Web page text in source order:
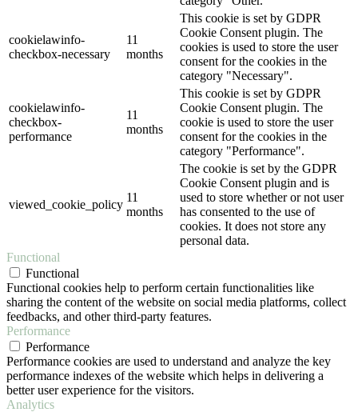
cookielawinfo-
checkbox-necessary
11
months
This cookie is set by GDPR
Cookie Consent plugin. The
cookies is used to store the user
consent for the cookies in the
category "Necessary".
cookielawinfo-
checkbox-
performance
11
months
This cookie is set by GDPR
Cookie Consent plugin. The
cookie is used to store the user
consent for the cookies in the
category "Performance".
viewed_cookie_policy
11
months
The cookie is set by the GDPR
Cookie Consent plugin and is
used to store whether or not user
has consented to the use of
cookies. It does not store any
personal data.
Functional
Functional
Functional cookies help to perform certain functionalities like
sharing the content of the website on social media platforms, collect
feedbacks, and other third-party features.
Performance
Performance
Performance cookies are used to understand and analyze the key
performance indexes of the website which helps in delivering a
better user experience for the visitors.
Analytics